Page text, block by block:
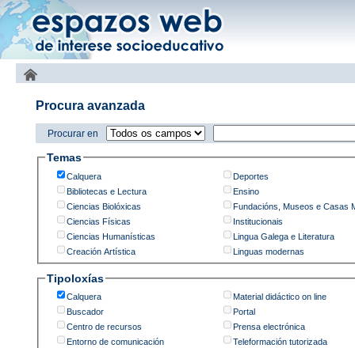
Procura avanzada
Procurar en
Temas
Calquera
Bibliotecas e Lectura
Ciencias Biolóxicas
Ciencias Físicas
Ciencias Humanísticas
Creación Artística
Deportes
Ensino
Fundacións, Museos e Casas
Institucionais
Lingua Galega e Literatura
Linguas modernas
Tipoloxías
Calquera
Buscador
Centro de recursos
Entorno de comunicación
Material didáctico on line
Portal
Prensa electrónica
Teleformación tutorizada